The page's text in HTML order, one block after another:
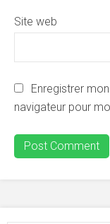
Site web
Enregistrer
navigateur pour